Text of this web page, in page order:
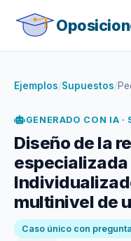
Ejemplos/Supuestos/
GENERADO CON IA
Diseño de la
especializada
multinivel de
Caso único con